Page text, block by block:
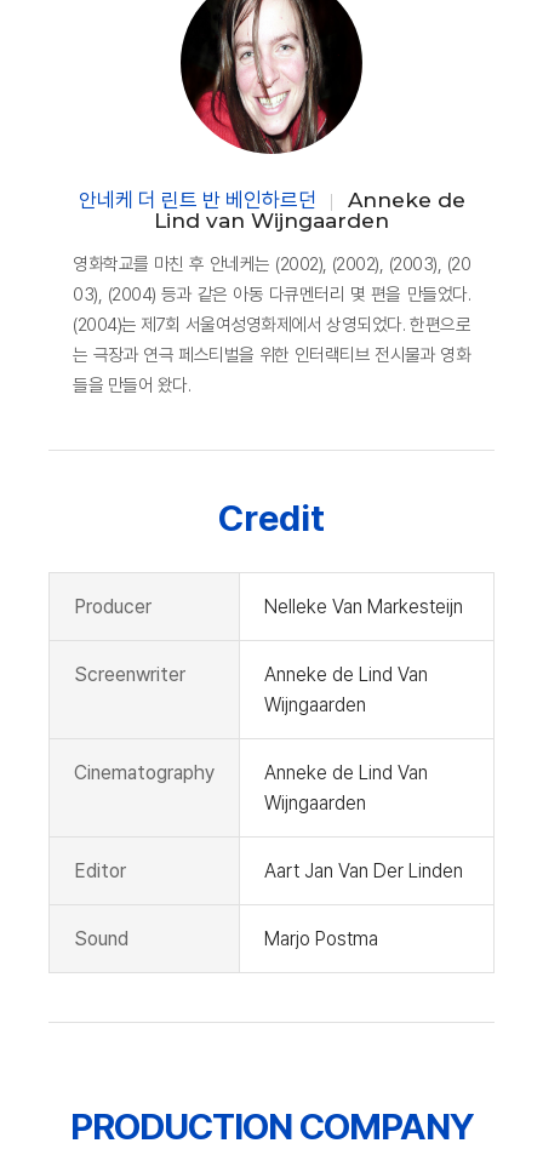
안네케 더 린트 반 베인하르던
Anneke de
Lind van Wijngaarden
영화학교를 마친 후 안네케는 (2002), (2002), (2003), (20
03), (2004) 등과 같은 아동 다큐멘터리 몇 편을 만들었다.
(2004)는 제7회 서울여성영화제에서 상영되었다. 한편으로
는 극장과 연극 페스티벌을 위한 인터랙티브 전시물과 영화
들을 만들어 왔다.
Credit
Producer Nelleke Van Markesteijn
Screenwriter
Anneke de Lind Van
Wijngaarden
Cinematography
Anneke de Lind Van
Wijngaarden
Editor Aart Jan Van Der Linden
Sound Marjo Postma
PRODUCTION COMPANY